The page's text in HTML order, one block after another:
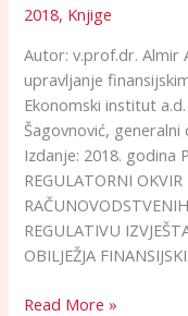
2018, Knjige
Autor: v.prof.dr. Almir
upravljanje
Ekonomski institut
Šagovnović,
Izdanje: 2018. godina
REGULATORNI
REGULATIVU
OBILJEŽJA
Read More »